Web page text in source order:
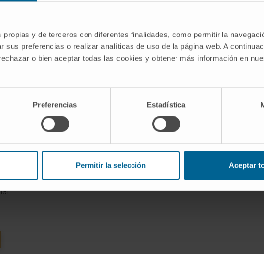
propias y de terceros con diferentes finalidades, como permitir la
sus preferencias o realizar analíticas de uso de la página web. A
o bien aceptar todas las cookies y obtener más información en
Preferencias Estadística
Permitir la selección Aceptar
tejido cardíaco mediante el uso de
de edición génica. El estudio busca
al estudio y detección de
Células Madre
ESTRATEGICOS DE I+D